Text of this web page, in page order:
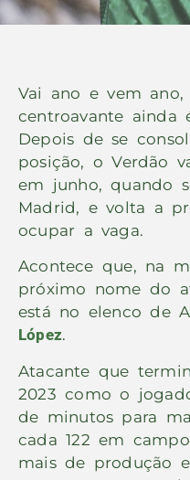
Vai ano e vem
centroavante ainda
Depois de se
posição, o Verdão
em junho, quando
Madrid, e volta a
ocupar a vaga.
Acontece que, na
próximo nome do
está no elenco de
López.
Atacante que
2023 como o
de minutos para
cada 122 em
mais de produção